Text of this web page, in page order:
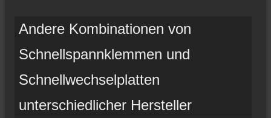
Andere Kombinationen von
Schnellspannklemmen und
Schnellwechselplatten
unterschiedlicher Hersteller